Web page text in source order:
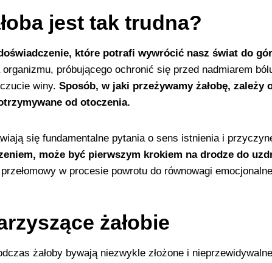
jest tak trudna?
które potrafi wywrócić nasz świat do
próbującego ochronić się przed nadmiarem
winy. Sposób, w jaki przeżywamy żałobę,
od otoczenia.
się fundamentalne pytania o sens istnienia i
może być pierwszym krokiem na drodze do
w procesie powrotu do równowagi
żałobie
żałoby bywają niezwykle złożone i